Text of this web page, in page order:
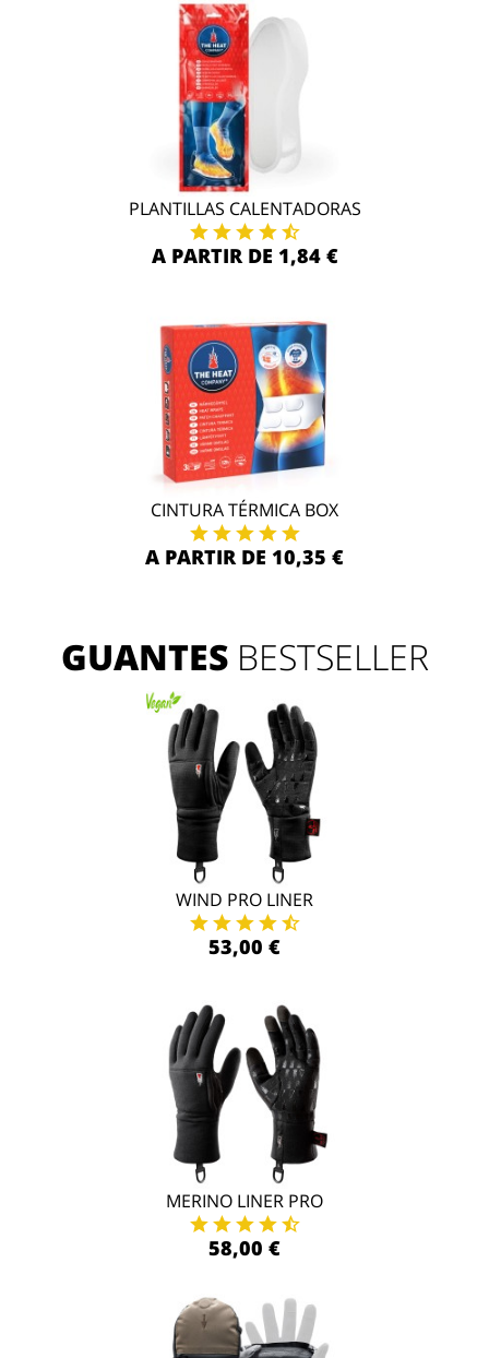
PLANTILLAS CALENTADORAS
A PARTIR DE 1,84 €
CINTURA TÉRMICA BOX
A PARTIR DE 10,35 €
GUANTESBESTSELLER
WIND PRO LINER
53,00 €
MERINO LINER PRO
58,00 €